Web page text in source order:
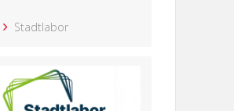
Stadtlabor